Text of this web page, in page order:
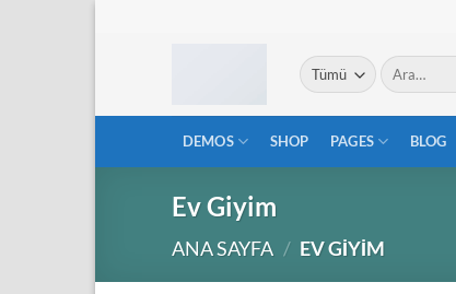
Ara:
DEMOS SHOP PAGES BLOG
Ev Giyim
ANA SAYFA / EV GIYIM